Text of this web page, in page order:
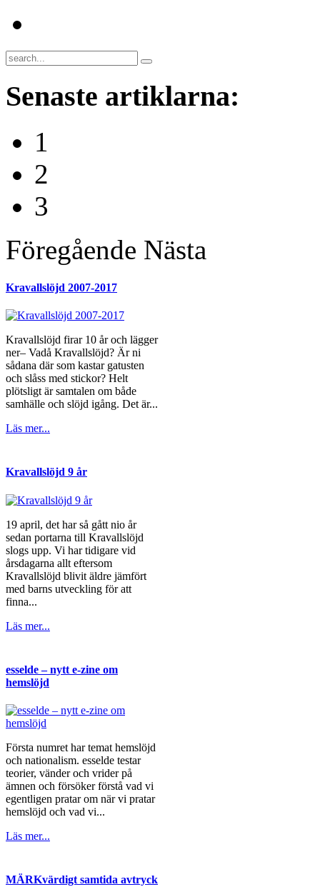
Senaste artiklarna:
1
2
3
Föregående Nästa
Kravallslöjd 2007-2017
Kravallslöjd firar 10 år och lägger
ner– Vadå Kravallslöjd? Är ni
sådana där som kastar gatusten
och slåss med stickor? Helt
plötsligt är samtalen om både
samhälle och slöjd igång. Det är...
Läs mer...
Kravallslöjd 9 år
19 april, det har så gått nio år
sedan portarna till Kravallslöjd
slogs upp. Vi har tidigare vid
årsdagarna allt eftersom
Kravallslöjd blivit äldre jämfört
med barns utveckling för att
finna...
Läs mer...
esselde – nytt e-zine om
hemslöjd
Första numret har temat hemslöjd
och nationalism. esselde testar
teorier, vänder och vrider på
ämnen och försöker förstå vad vi
egentligen pratar om när vi pratar
hemslöjd och vad vi...
Läs mer...
MÄRKvärdigt samtida avtryck